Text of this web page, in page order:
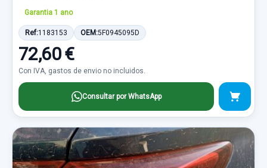
Garantia 1 ano
Ref:1183153 OEM:5F0945095D
72,60 €
Con IVA, gastos de envio no incluidos.
Consultar por WhatsApp